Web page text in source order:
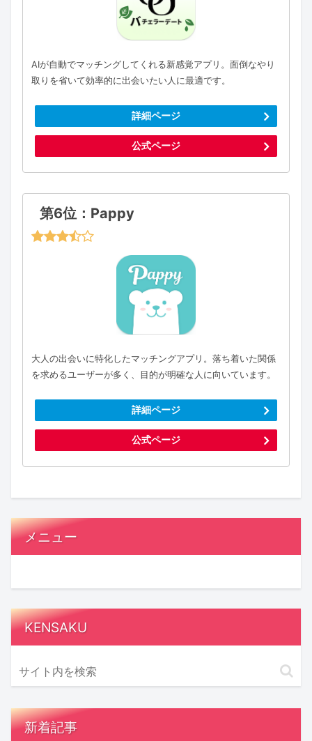
AIが自動でマッチングしてくれる新感覚アプリ。面倒なやり
取りを省いて効率的に出会いたい人に最適です。
詳細ページ
公式ページ
第6位：Pappy
大人の出会いに特化したマッチングアプリ。落ち着いた関係
を求めるユーザーが多く、目的が明確な人に向いています。
詳細ページ
公式ページ
メニュー
KENSAKU
新着記事